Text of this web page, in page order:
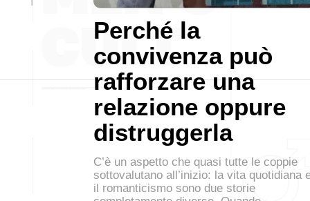
Perché la
convivenza può
rafforzare una
relazione oppure
distruggerla
C’è un aspetto che quasi tutte le coppie
sottovalutano all’inizio: la vita quotidiana
il romanticismo sono due storie